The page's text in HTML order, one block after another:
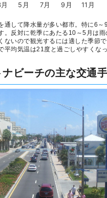
5月 7月 9月 11月
通して降水量が多い都市。特に6～
。反対に乾季にあたる10～5月は
ないので観光するには適した季節
平均気温は21度と過ごしやすくなっ
ナビーチの主な交通